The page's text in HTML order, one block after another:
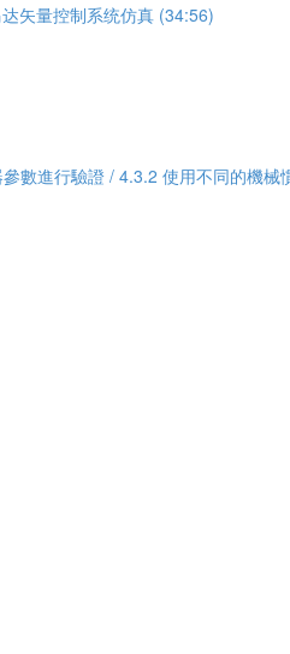
矢量控制系统仿真 (34:56)
數進行驗證 / 4.3.2 使用不同的機械